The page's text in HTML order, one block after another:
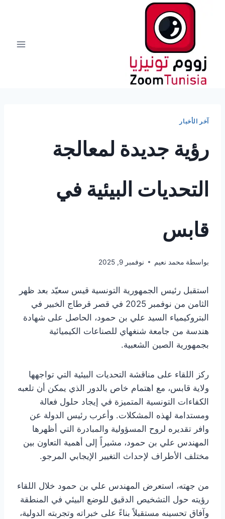
آخر الأخبار
رؤية جديدة لمعالجة
التحديات البيئية في
قابس
بواسطة محمد نعيم نوفمبر 9, 2025
استقبل رئيس الجمهورية التونسية قيس سعيّد بعد ظهر
الثامن من نوفمبر 2025 في قصر قرطاج الخبير في
البتروكيمياء السيد علي بن حمود، الحاصل على شهادة
هندسة من جامعة شنغهاي للصناعات الكيميائية
بجمهورية الصين الشعبية.
ركز اللقاء على مناقشة التحديات البيئية التي تواجهها
ولاية قابس، مع اهتمام خاص بالدور الذي يمكن أن تلعبه
الكفاءات التونسية المتميزة في إيجاد حلول فعالة
ومستدامة لهذه المشكلات. وأعرب رئيس الدولة عن
وافر تقديره لروح المسؤولية والمبادرة التي أظهرها
المهندس علي بن حمود، مشيراً إلى أهمية التعاون بين
مختلف الأطراف لإحداث التغيير الإيجابي المرجو.
من جهته، استعرض المهندس علي بن حمود خلال اللقاء
رؤيته حول التشخيص الدقيق للوضع البيئي في المنطقة
وآفاق تحسينه مستقبلاً بناءً على خبراته وتجربته الدولية،